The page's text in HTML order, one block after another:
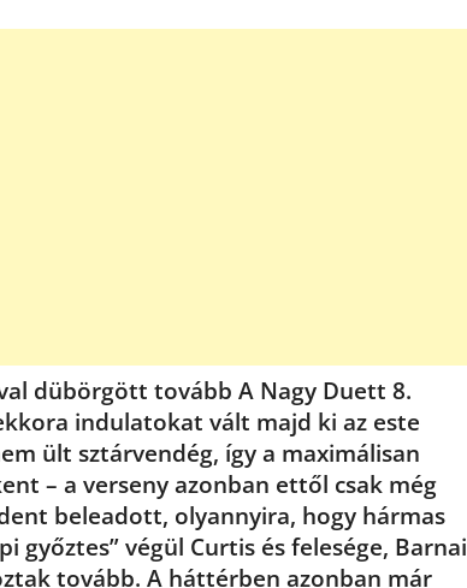
dübörgött tovább A Nagy Duett 8.
indulatokat vált majd ki az este
ült sztárvendég, így a maximálisan
– a verseny azonban ettől csak még
beleadott, olyannyira, hogy hármas
győztes” végül Curtis és felesége, Barnai
tovább. A háttérben azonban már